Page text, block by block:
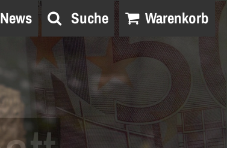
News Suche Warenkorb